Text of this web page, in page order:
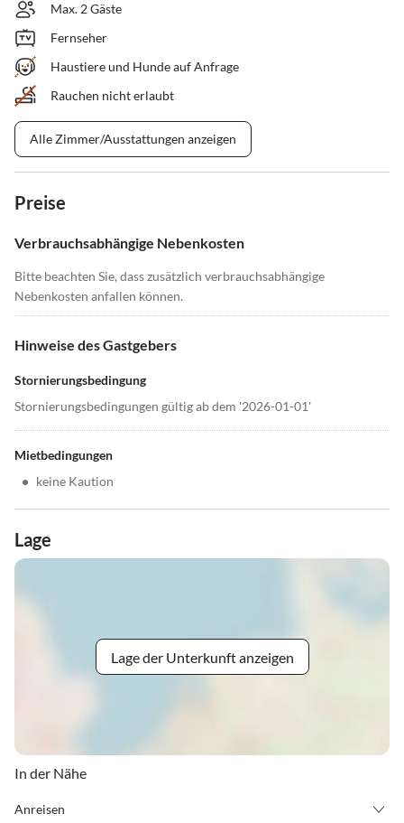
Max. 2 Gäste
Fernseher
Haustiere und Hunde auf Anfrage
Rauchen nicht erlaubt
Alle Zimmer/Ausstattungen anzeigen
Preise
Verbrauchsabhängige Nebenkosten
Bitte beachten Sie, dass zusätzlich verbrauchsabhängige
Nebenkosten anfallen können.
Hinweise des Gastgebers
Stornierungsbedingung
Stornierungsbedingungen gültig ab dem '2026-01-01'
Mietbedingungen
• keine Kaution
Lage
Lage der Unterkunft anzeigen
In der Nähe
Anreisen